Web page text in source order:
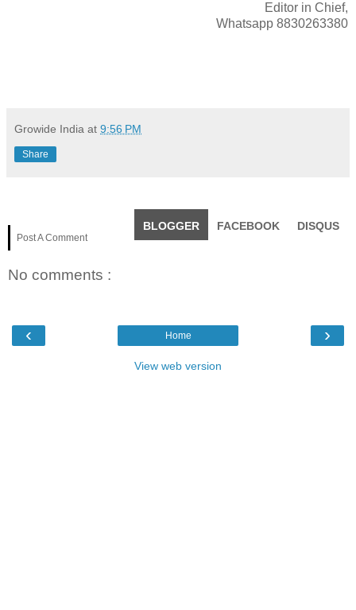
Editor in Chief,
Whatsapp 8830263380
Growide India at 9:56 PM
Share
Post A Comment
BLOGGER FACEBOOK DISQUS
No comments :
‹ ›
Home
View web version